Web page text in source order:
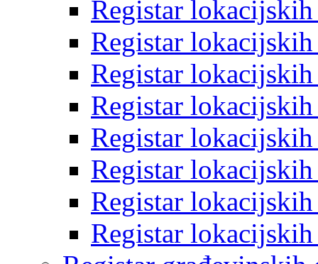
Registar
Registar
Registar
Registar
Registar
Registar
Registar
Registar